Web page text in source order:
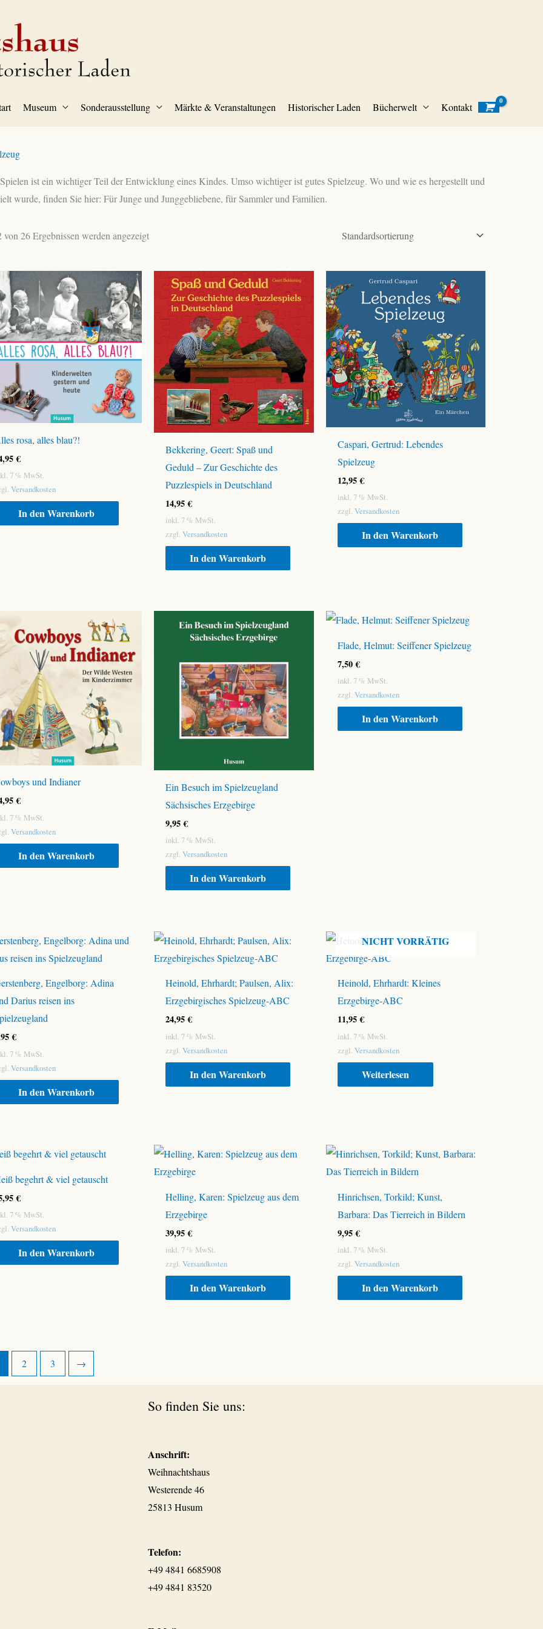
Museum Sonderausstellung Märkte & Veranstaltungen Historischer Laden Bücherwelt Kontakt
ist ein wichtiger Teil der Entwicklung eines Kindes. Umso wichtiger ist gutes Spielzeug. Wo und wie es hergestellt und
wurde, finden Sie hier: Für Junge und Junggebliebene, für Sammler und Familien.
von 26 Ergebnissen werden angezeigt
rosa, alles blau?!
€
7 % MwSt.
Versandkosten
In den Warenkorb
Bekkering, Geert: Spaß und
Geduld – Zur Geschichte des
Puzzlespiels in Deutschland
14,95€
inkl. 7 % MwSt.
zzgl.Versandkosten
In den Warenkorb
Caspari, Gertrud: Lebendes
Spielzeug
12,95€
inkl. 7 % MwSt.
zzgl. Versandkosten
In den Warenkorb
und Indianer
€
7 % MwSt.
Versandkosten
In den Warenkorb
Ein Besuch im Spielzeugland
Sächsisches Erzgebirge
9,95€
inkl. 7 % MwSt.
zzgl.Versandkosten
In den Warenkorb
Flade, Helmut: Seiffener Spielzeug
7,50€
inkl. 7 % MwSt.
zzgl. Versandkosten
In den Warenkorb
Engelborg: Adina
Darius reisen ins
€
7 % MwSt.
Versandkosten
In den Warenkorb
Heinold, Ehrhardt; Paulsen, Alix:
Erzgebirgisches Spielzeug-ABC
24,95€
inkl. 7 % MwSt.
zzgl.Versandkosten
In den Warenkorb
NICHT VORRÄTIG
Heinold, Ehrhardt: Kleines
Erzgebirge-ABC
11,95€
inkl. 7 % MwSt.
zzgl. Versandkosten
Weiterlesen
begehrt & viel getauscht
€
7 % MwSt.
Versandkosten
In den Warenkorb
Helling, Karen: Spielzeug aus dem
Erzgebirge
39,95€
inkl. 7 % MwSt.
zzgl.Versandkosten
In den Warenkorb
Hinrichsen, Torkild; Kunst,
Barbara: Das Tierreich in Bildern
9,95€
inkl. 7 % MwSt.
zzgl. Versandkosten
In den Warenkorb
2 3 →
So finden Sie uns:
Anschrift:
Weihnachtshaus
Westerende 46
25813 Husum
Telefon:
+49 4841 6685908
+49 4841 83520